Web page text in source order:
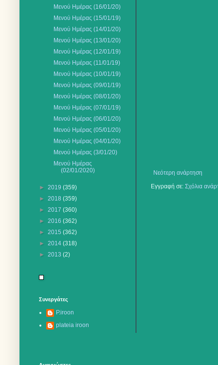
Νεότερη ανάρτηση
Εγγραφή σε: Σχόλια
Mενού Ημέρας (16/01/20)
Μενού Ημέρας (15/01/19)
Μενού Ημέρας (14/01/20)
Μενού Ημέρας (13/01/20)
Μενού Ημέρας (12/01/19)
Μενού Ημέρας (11/01/19)
Μενού Ημέρας (10/01/19)
Μενού Ημέρας (09/01/19)
Μενού Ημέρας (08/01/20)
Μενού Ημέρας (07/01/19)
Μενού Ημέρας (06/01/20)
Μενού Ημέρας (05/01/20)
Μενού Ημέρας (04/01/20)
Mενού Ημέρας (3/01/20)
Μενού Ημέρας
(02/01/2020)
► 2019 (359)
► 2018 (359)
► 2017 (360)
► 2016 (362)
► 2015 (362)
► 2014 (318)
► 2013 (2)
Συνεργάτες
P.iroon
plateia iroon